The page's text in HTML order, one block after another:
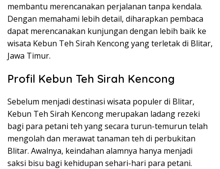
membantu merencanakan perjalanan tanpa kendala.
Dengan memahami lebih detail, diharapkan pembaca
dapat merencanakan kunjungan dengan lebih baik ke
wisata Kebun Teh Sirah Kencong yang terletak di Blitar,
Jawa Timur.
Profil Kebun Teh Sirah Kencong
Sebelum menjadi destinasi wisata populer di Blitar,
Kebun Teh Sirah Kencong merupakan ladang rezeki
bagi para petani teh yang secara turun-temurun telah
mengolah dan merawat tanaman teh di perbukitan
Blitar. Awalnya, keindahan alamnya hanya menjadi
saksi bisu bagi kehidupan sehari-hari para petani.